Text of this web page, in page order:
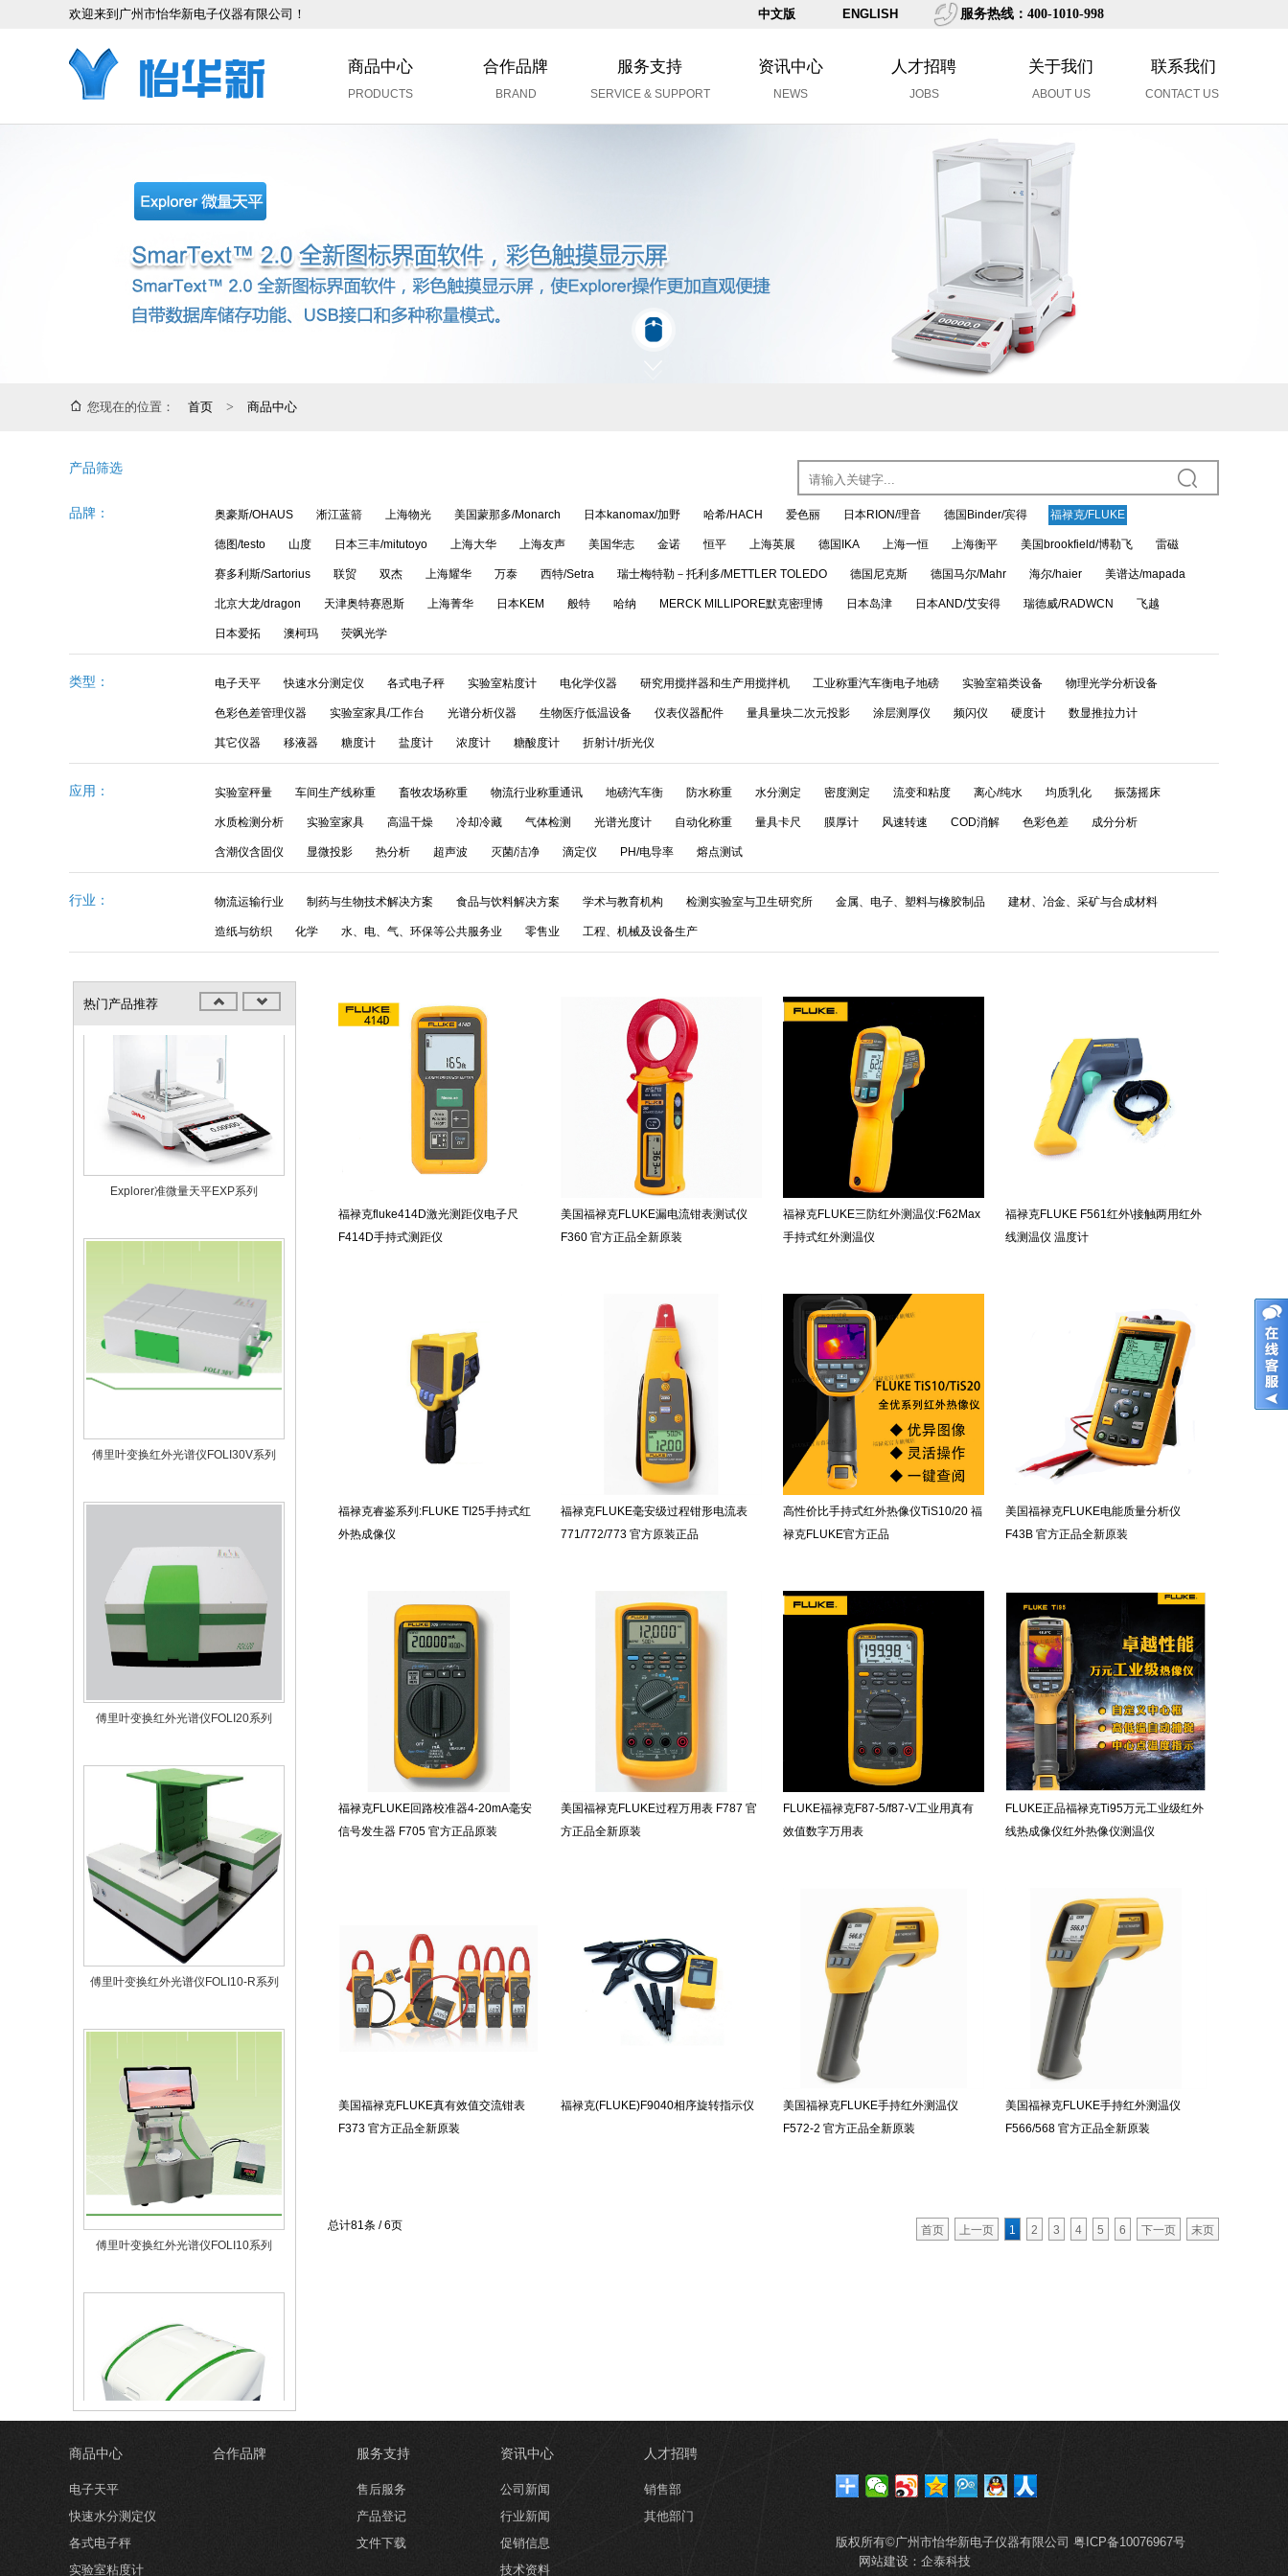
欢迎来到广州市怡华新电子仪器有限公司！ 中文版 ENGLISH 服务热线：400-1010-998
商品中心
PRODUCTS
合作品牌
BRAND
服务支持
SERVICE & SUPPORT
资讯中心
NEWS
人才招聘
JOBS
关于我们
ABOUT US
联系我们
CONTACT US
您现在的位置： 首页 > 商品中心
产品筛选
品牌： 奥豪斯/OHAUS 淅江蓝箭 上海物光 美国蒙那多/Monarch 日本kanomax/加野 哈希/HACH 爱色丽 日本RION/理音 德国Binder/宾得 福禄克/FLUKE
德图/testo 山度 日本三丰/mitutoyo 上海大华 上海友声 美国华志 金诺 恒平 上海英展 德国IKA 上海一恒 上海衡平 美国brookfield/博勒飞 雷磁
赛多利斯/Sartorius 联贸 双杰 上海耀华 万泰 西特/Setra 瑞士梅特勒－托利多/METTLER TOLEDO 德国尼克斯 德国马尔/Mahr 海尔/haier 美谱达/mapada
北京大龙/dragon 天津奥特赛恩斯 上海菁华 日本KEM 般特 哈纳 MERCK MILLIPORE默克密理博 日本岛津 日本AND/艾安得 瑞德威/RADWCN 飞越
日本爱拓 澳柯玛 荧飒光学
类型： 电子天平 快速水分测定仪 各式电子秤 实验室粘度计 电化学仪器 研究用搅拌器和生产用搅拌机 工业称重汽车衡电子地磅 实验室箱类设备 物理光学分析设备
色彩色差管理仪器 实验室家具/工作台 光谱分析仪器 生物医疗低温设备 仪表仪器配件 量具量块二次元投影 涂层测厚仪 频闪仪 硬度计 数显推拉力计
其它仪器 移液器 糖度计 盐度计 浓度计 糖酸度计 折射计/折光仪
应用： 实验室秤量 车间生产线称重 畜牧农场称重 物流行业称重通讯 地磅汽车衡 防水称重 水分测定 密度测定 流变和粘度 离心/纯水 均质乳化 振荡摇床
水质检测分析 实验室家具 高温干燥 冷却冷藏 气体检测 光谱光度计 自动化称重 量具卡尺 膜厚计 风速转速 COD消解 色彩色差 成分分析
含潮仪含固仪 显微投影 热分析 超声波 灭菌/洁净 滴定仪 PH/电导率 熔点测试
行业： 物流运输行业 制药与生物技术解决方案 食品与饮料解决方案 学术与教育机构 检测实验室与卫生研究所 金属、电子、塑料与橡胶制品 建材、冶金、采矿与合成材料
造纸与纺织 化学 水、电、气、环保等公共服务业 零售业 工程、机械及设备生产
热门产品推荐
Explorer准微量天平EXR系列
Explorer准微量天平EXP系列
傅里叶变换红外光谱仪FOLI30V系列
傅里叶变换红外光谱仪FOLI20系列
傅里叶变换红外光谱仪FOLI10-R系列
傅里叶变换红外光谱仪FOLI10系列
傅里叶变换红外光谱仪FOLI5
福禄克fluke414D激光测距仪电子尺
F414D手持式测距仪
美国福禄克FLUKE漏电流钳表测试仪
F360 官方正品全新原装
福禄克FLUKE三防红外测温仪:F62Max
手持式红外测温仪
福禄克FLUKE F561红外\接触两用红外
线测温仪 温度计
福禄克睿鉴系列:FLUKE TI25手持式红
外热成像仪
福禄克FLUKE毫安级过程钳形电流表
771/772/773 官方原装正品
高性价比手持式红外热像仪TiS10/20 福
禄克FLUKE官方正品
美国福禄克FLUKE电能质量分析仪
F43B 官方正品全新原装
福禄克FLUKE回路校准器4-20mA毫安
信号发生器 F705 官方正品原装
美国福禄克FLUKE过程万用表 F787 官
方正品全新原装
FLUKE福禄克F87-5/f87-V工业用真有
效值数字万用表
FLUKE正品福禄克Ti95万元工业级红外
线热成像仪红外热像仪测温仪
美国福禄克FLUKE真有效值交流钳表
F373 官方正品全新原装
福禄克(FLUKE)F9040相序旋转指示仪
美国福禄克FLUKE手持红外测温仪
F572-2 官方正品全新原装
美国福禄克FLUKE手持红外测温仪
F566/568 官方正品全新原装
总计81条 / 6页 首页 上一页 1 2 3 4 5 6 下一页 末页
商品中心
电子天平
快速水分测定仪
各式电子秤
实验室粘度计
合作品牌 服务支持
售后服务
产品登记
文件下载
资讯中心
公司新闻
行业新闻
促销信息
技术资料
人才招聘
销售部
其他部门
版权所有©广州市怡华新电子仪器有限公司 粤ICP备10076967号
网站建设 ： 企泰科技